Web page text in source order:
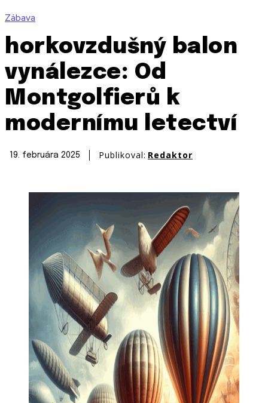
Zábava
horkovzdušný balon
vynálezce: Od
Montgolfierů k
modernímu letectví
19. februára 2025 Publikoval: Redaktor